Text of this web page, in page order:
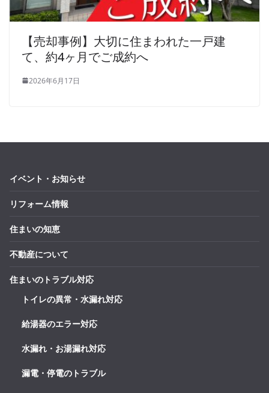
【売却事例】大切に住まわれた一戸建
て、約4ヶ月でご成約へ
2026年6月17日
イベント・お知らせ
リフォーム情報
住まいの知恵
不動産について
住まいのトラブル対応
トイレの異常・水漏れ対応
給湯器のエラー対応
水漏れ・お湯漏れ対応
漏電・停電のトラブル